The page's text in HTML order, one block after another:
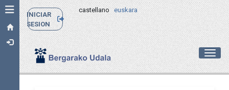
Toggle navigation
INICIAR
SESION
castellanoeuskara